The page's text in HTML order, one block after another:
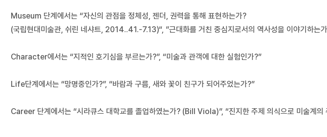
Museum 단계에서는 “자신의 관점을 정체성, 젠더, 권력을 통해 표현하는가?
(국립현대미술관, 쉬린 네샤트, 2014..41.-7.13)“, ”근대화를 거친 중심지로서의 역사성을 이야기하
Character에서는 “지적인 호기심을 부르는가?”, “미술과 관객에 대한 실험인가?”
Life단계에서는 “망명중인가?”, “바람과 구름, 새와 꽃이 친구가 되어주었는가?”
Career 단계에서는 “시라큐스 대학교를 졸업하였는가? (Bill Viola)”, “진지한 주제 의식으로 미술계